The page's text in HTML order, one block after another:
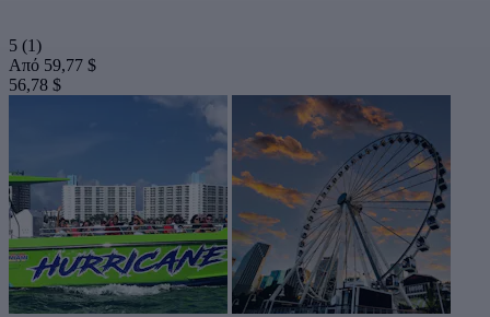
5 (1)
Από 59,77 $
56,78 $